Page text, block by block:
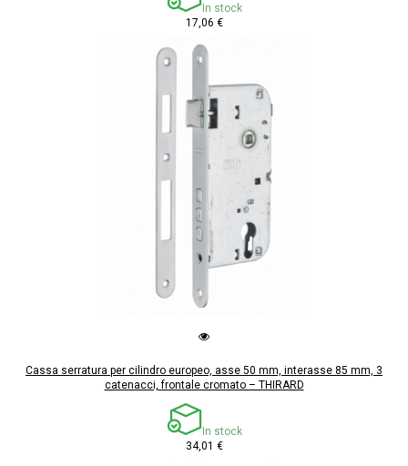
In stock
17,06 €
Cassa serratura per cilindro europeo, asse 50 mm, interasse 85 mm, 3
catenacci, frontale cromato – THIRARD
In stock
34,01 €